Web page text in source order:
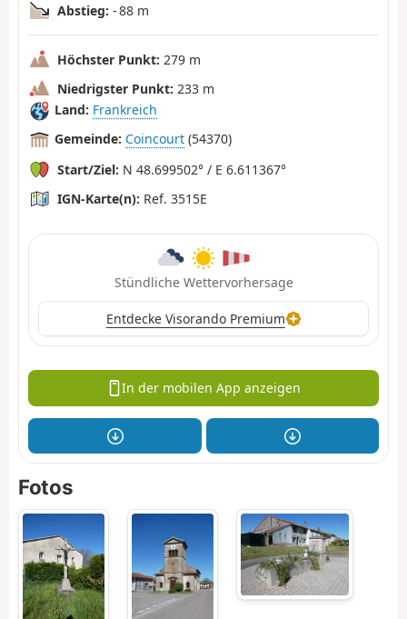
Abstieg: - 88 m
Höchster Punkt: 279 m
Niedrigster Punkt: 233 m
Land: Frankreich
Gemeinde: Coincourt (54370)
Start/Ziel: N 48.699502° / E 6.611367°
IGN-Karte(n): Ref. 3515E
Stündliche Wettervorhersage
Entdecke Visorando Premium
In der mobilen App anzeigen
Fotos